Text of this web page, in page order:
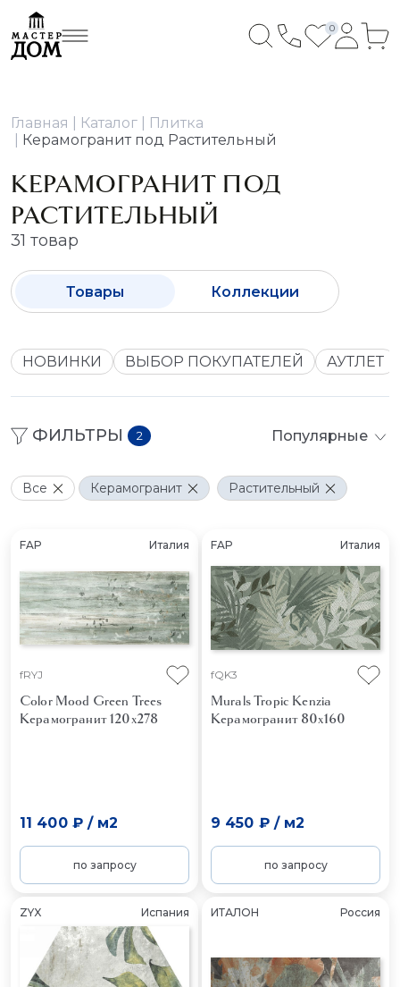
0
Главная Каталог
Плитка
Керамогранит под Растительный
КЕРАМОГРАНИТ ПОД
РАСТИТЕЛЬНЫЙ
31 товар
Товары Коллекции
НОВИНКИ ВЫБОР ПОКУПАТЕЛЕЙ АУТЛЕТ
ФИЛЬТРЫ 2 Популярные
Все Керамогранит Растительный
FAP Италия
fRYJ
Color Mood Green Trees
Керамогранит 120x278
11 400 ₽/ м2
по запросу
FAP Италия
fQK3
Murals Tropic Kenzia
Керамогранит 80x160
9 450 ₽/ м2
по запросу
ZYX Испания ИТАЛОН Россия